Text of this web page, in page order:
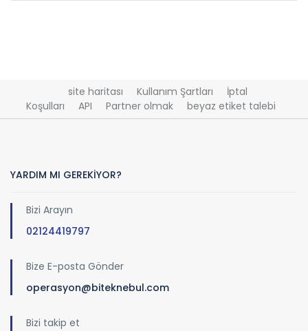
site haritası Kullanım Şartları
İptal
Koşulları
API Partner olmak beyaz etiket talebi
YARDIM MI GEREKİYOR?
Bizi Arayın
02124419797
Bize E-posta Gönder
operasyon@biteknebul.com
Bizi takip et